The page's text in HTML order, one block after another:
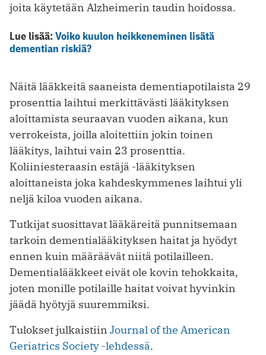
joita käytetään Alzheimerin taudin hoidossa.
Lue lisää:Voiko kuulon heikkeneminen lisätä
dementian riskiä?
Näitä lääkkeitä saaneista dementiapotilaista 29
prosenttia laihtui merkittävästi lääkityksen
aloittamista seuraavan vuoden aikana, kun
verrokeista, joilla aloitettiin jokin toinen
lääkitys, laihtui vain 23 prosenttia.
Koliiniesteraasin estäjä -lääkityksen
aloittaneista joka kahdeskymmenes laihtui yli
neljä kiloa vuoden aikana.
Tutkijat suosittavat lääkäreitä punnitsemaan
tarkoin dementialääkityksen haitat ja hyödyt
ennen kuin määräävät niitä potilailleen.
Dementialääkkeet eivät ole kovin tehokkaita,
joten monille potilaille haitat voivat hyvinkin
jäädä hyötyjä suuremmiksi.
Tulokset julkaistiin Journal of the American
Geriatrics Society -lehdessä.